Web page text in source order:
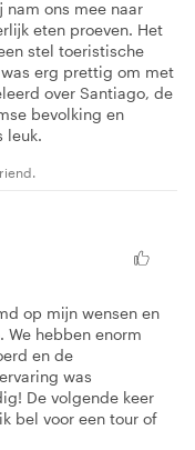
nam ons mee naar
eten proeven. Het
stel toeristische
erg prettig om met
over Santiago, de
bevolking en
leuk.
op mijn wensen en
hebben enorm
en de
was
De volgende keer
bel voor een tour of